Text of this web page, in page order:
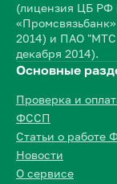
(лицензия ЦБ РФ
2014) и ПАО
декабря 2014).
Основные
Проверка и
ФССП
Статьи о работе
Новости
О сервисе